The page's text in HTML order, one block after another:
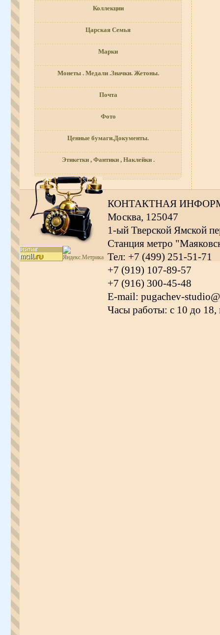
Коллекции
Царская Семья
Марки
Монеты . Медали .Значки. Жетоны.
Почта
Фото
Ценные бумаги.Документы.
Этикетки , Фантики , Наклейки .
КОНТАКТНАЯ
Москва, 125047
1-ый Тверской Ямской
Станция метро
Тел: +7 (499) 251-51-71
+7 (919) 107-89-57
+7 (916) 300-45-48
E-mail: pugachev-
Часы работы: с 10 до 18,